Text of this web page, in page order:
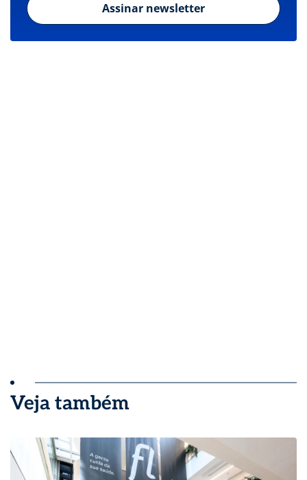
Assinar newsletter
Veja também